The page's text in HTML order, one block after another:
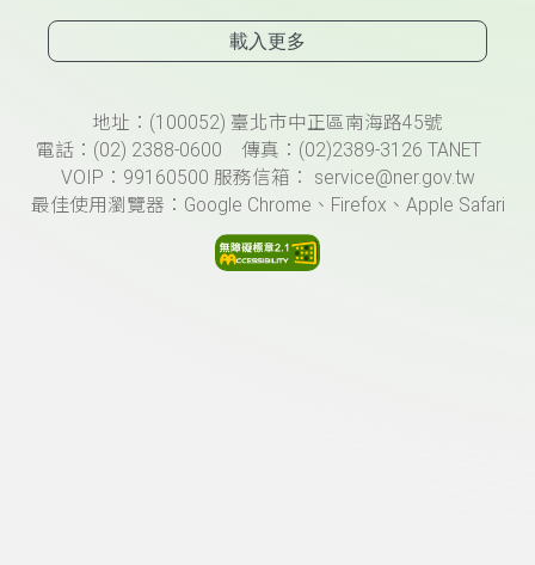
載入更多
頁尾資訊地址：(100052) 臺北市中正區南海路45號
電話：(02) 2388-0600 傳真：(02)2389-3126 TANET
VOIP：99160500 服務信箱： service@ner.gov.tw
最佳使用瀏覽器：Google Chrome、Firefox、Apple Safari